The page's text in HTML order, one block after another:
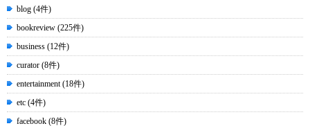
blog (4件)
bookreview (225件)
business (12件)
curator (8件)
entertainment (18件)
etc (4件)
facebook (8件)